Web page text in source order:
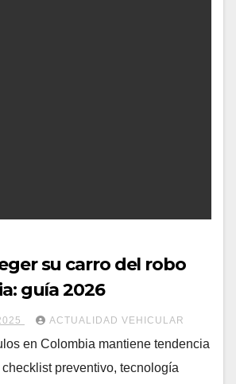
su carro del robo
guía 2026
ACTUALIDAD VEHICULAR
en Colombia mantiene tendencia
preventivo, tecnología